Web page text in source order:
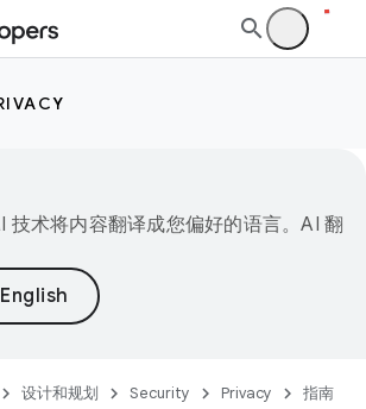
技术将内容翻译成您偏好的语言。AI 翻
设计和规划 Security Privacy 指南